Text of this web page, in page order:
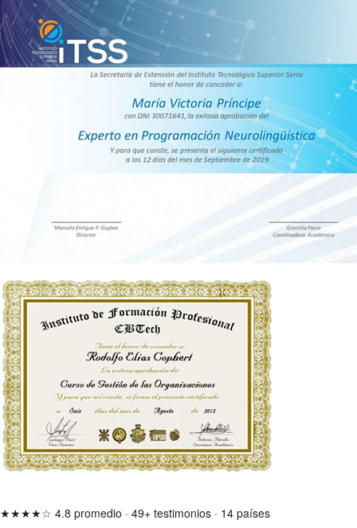
★★★★☆ 4.8 promedio · 49+ testimonios · 14 países